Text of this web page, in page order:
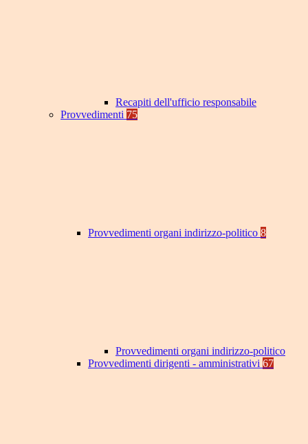
Recapiti dell'ufficio responsabile
Provvedimenti 75
Provvedimenti organi indirizzo-politico 8
Provvedimenti organi indirizzo-politico
Provvedimenti dirigenti - amministrativi 67